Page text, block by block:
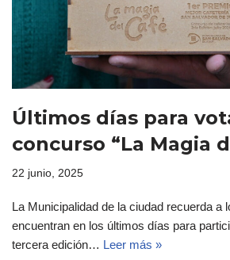
Últimos días para
concurso “La Magia
22 junio, 2025
La Municipalidad de la ciudad recuerda a
encuentran en los últimos días para
tercera edición… Leer más »